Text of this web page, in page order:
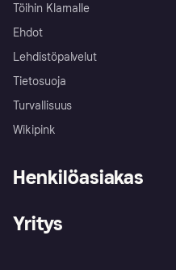
Töihin Klarnalle
Ehdot
Lehdistöpalvelut
Tietosuoja
Turvallisuus
Wikipink
Henkilöasiakas
Kirjaudu sisään
Yritys